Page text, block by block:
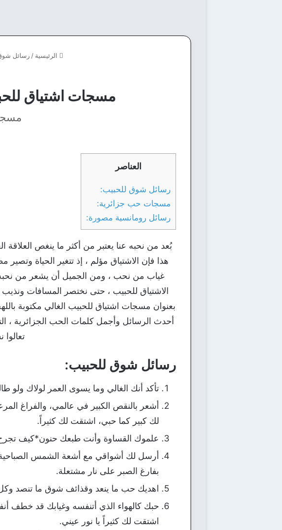
الرئيسية / رسائل
مسجات اشتياق
العناصر
رسائل شوق للحبيب:
مسجات حب جزائرية:
رسائل رومانسية مصورة:
بُعد من نحبه عنا يعتبر من أكثر ما ينغص العلاقة
هذا فإن الاشتياق مؤلم ، إذ تتغير الحياة
غياب من نحب ، ومن الجميل أن يشعر من نحبه
الاشتياق للحبيب ، حتى نختصر المسافات ونذيب
بعنوان مسجات اشتياق للحبيب الغالي مكتوبة
أحدث الرسائل وأجمل كلمات الحب الجزائرية ،
رسائل شوق للحبيب:
تأكد أنك الغالي وما يسوى العمر لولاك ولو
أشعر بالنقص الكبير في عالمي، والفراغ
لك كبير كما حبي، اشتقت لك كثيراً.
علموك القساوة وأنت طبعك حنون*كيف
أرسل لك أشواقي مع أشعة الشمس
بفارغ الصبر على نار مشتعلة.
اهديك حب ما ينعد وقذائف شوق ما تنصد وكل
حبك كالهواء الذي أتنفسه وغيابك قد خطف
اشتقت لك كثيراً يا نور عيني.